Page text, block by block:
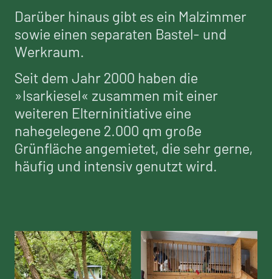
Darüber hinaus gibt es ein Malzimmer
sowie einen separaten Bastel- und
Werkraum.
Seit dem Jahr 2000 haben die
»Isarkiesel« zusammen mit einer
weiteren Elterninitiative eine
nahegelegene 2.000 qm große
Grünfläche angemietet, die sehr gerne,
häufig und intensiv genutzt wird.